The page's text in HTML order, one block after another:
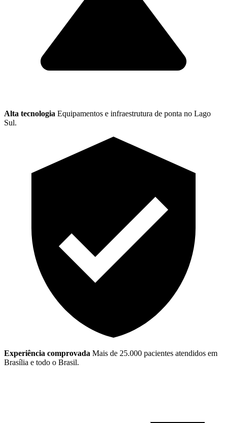
Alta tecnologia Equipamentos e infraestrutura de ponta no Lago
Sul.
Experiência comprovada Mais de 25.000 pacientes atendidos em
Brasília e todo o Brasil.